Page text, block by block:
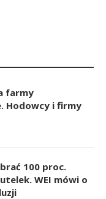
farmy
Hodowcy i firmy
100 proc.
WEI mówi o